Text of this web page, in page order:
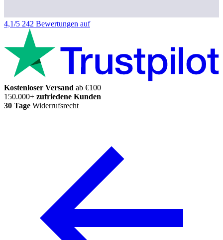
4,1/5 242 Bewertungen auf
Kostenloser Versand ab €100
150.000+ zufriedene Kunden
30 Tage Widerrufsrecht